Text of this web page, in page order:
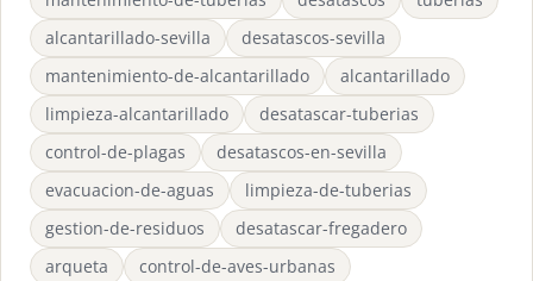
alcantarillado-sevilla
desatascos-sevilla
mantenimiento-de-alcantarillado
alcantarillado
limpieza-alcantarillado
desatascar-tuberias
control-de-plagas
desatascos-en-sevilla
evacuacion-de-aguas
limpieza-de-tuberias
gestion-de-residuos
desatascar-fregadero
arqueta
control-de-aves-urbanas